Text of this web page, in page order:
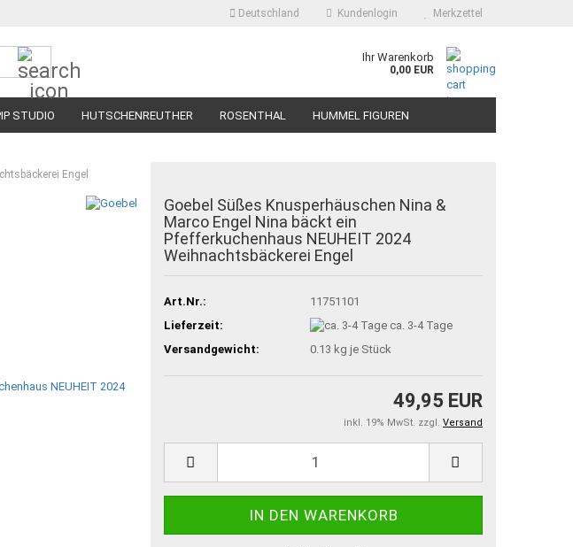
Deutschland Kundenlogin Merkzettel
Ihr Warenkorb
0,00 EUR
STUDIO HUTSCHENREUTHER ROSENTHAL HUMMEL FIGUREN
Engel
Goebel Süßes Knusperhäuschen Nina &
Marco Engel Nina bäckt ein
Pfefferkuchenhaus NEUHEIT 2024
Weihnachtsbäckerei Engel
Art.Nr.:
11751101
Lieferzeit:
ca. 3-4 Tage
Versandgewicht:
0.13 kg je Stück
49,95 EUR
inkl. 19% MwSt. zzgl. Versand